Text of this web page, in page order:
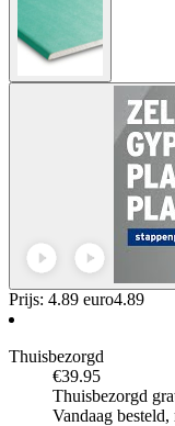
Prijs: 4.89 euro4.89
Thuisbezorgd
€39.95
Thuisbezorgd
Vandaag